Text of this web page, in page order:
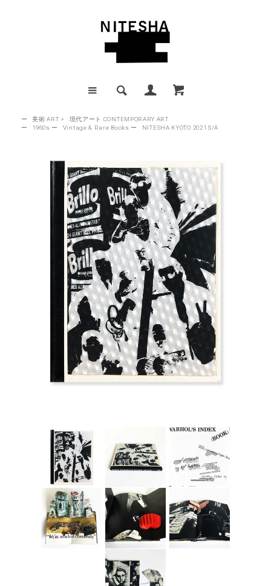
ー 美術 ART >
現代アート CONTEMPORARY ART
ー
1960s ー Vintage & Rare Books ー NITESHA KYOTO 2021 S/A